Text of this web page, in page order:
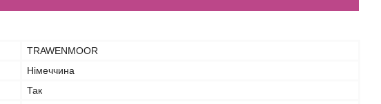
TRAWENMOOR
Німеччина
Так